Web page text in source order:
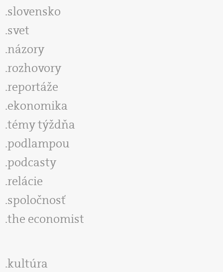
slovensko
svet
názory
rozhovory
reportáže
ekonomika
témy týždňa
podlampou
podcasty
relácie
spoločnosť
the economist
kultúra